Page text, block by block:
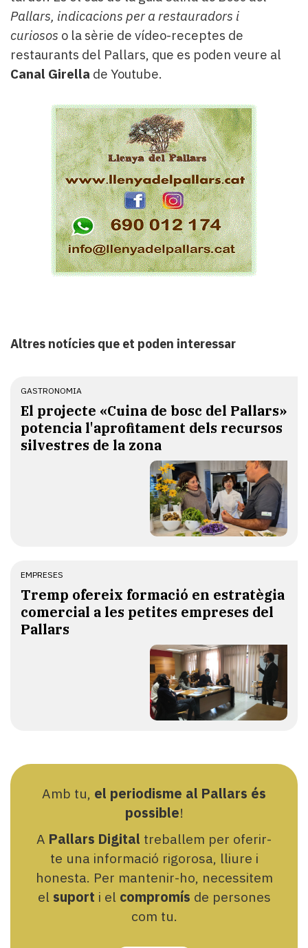
Pallars, indicacions per a restauradors i
curiosos o la sèrie de vídeo-receptes de
restaurants del Pallars, que es poden veure al
Canal Girella de Youtube.
Altres notícies que et poden interessar
GASTRONOMIA
El projecte «Cuina de bosc del Pallars»
potencia l'aprofitament dels recursos
silvestres de la zona
EMPRESES
Tremp ofereix formació en estratègia
comercial a les petites empreses del
Pallars
Amb tu, el periodisme al Pallars és
possible!
A Pallars Digital treballem per oferir-
te una informació rigorosa, lliure i
honesta. Per mantenir-ho, necessitem
el suport i el compromís de persones
com tu.